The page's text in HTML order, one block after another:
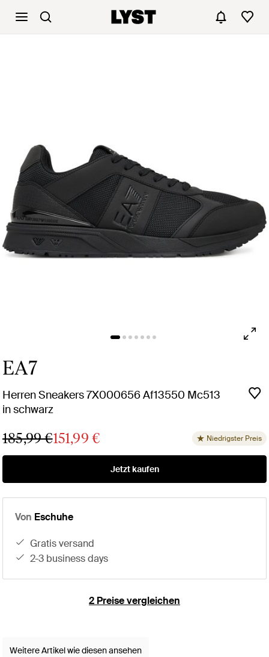
EA7
Herren Sneakers 7X000656 Af13550 Mc513
in schwarz
185,99 €151,99 € Niedrigster Preis
Jetzt kaufen
Von Eschuhe
gratis versand
2-3 business days
2 Preise vergleichen
Weitere Artikel wie diesen ansehen